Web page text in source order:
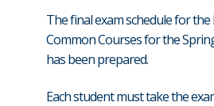
The final exam schedule for the
Common Courses for the
has been prepared.
Each student must take the